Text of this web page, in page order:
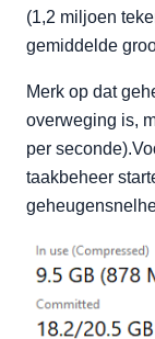
(1,2 miljoen
gemiddelde
Merk op dat
overweging is,
per
taakbeheer